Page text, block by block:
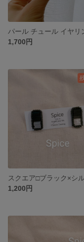
パール チュール イヤリ
1,700円
1,200円